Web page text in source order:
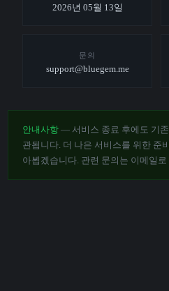
2026년 05월 13일
문의
support@bluegem.me
안내사항 — 서비스 종료 후에도 기
관됩니다. 더 나은 서비스를 위한 준
아뵙겠습니다. 관련 문의는 이메일로